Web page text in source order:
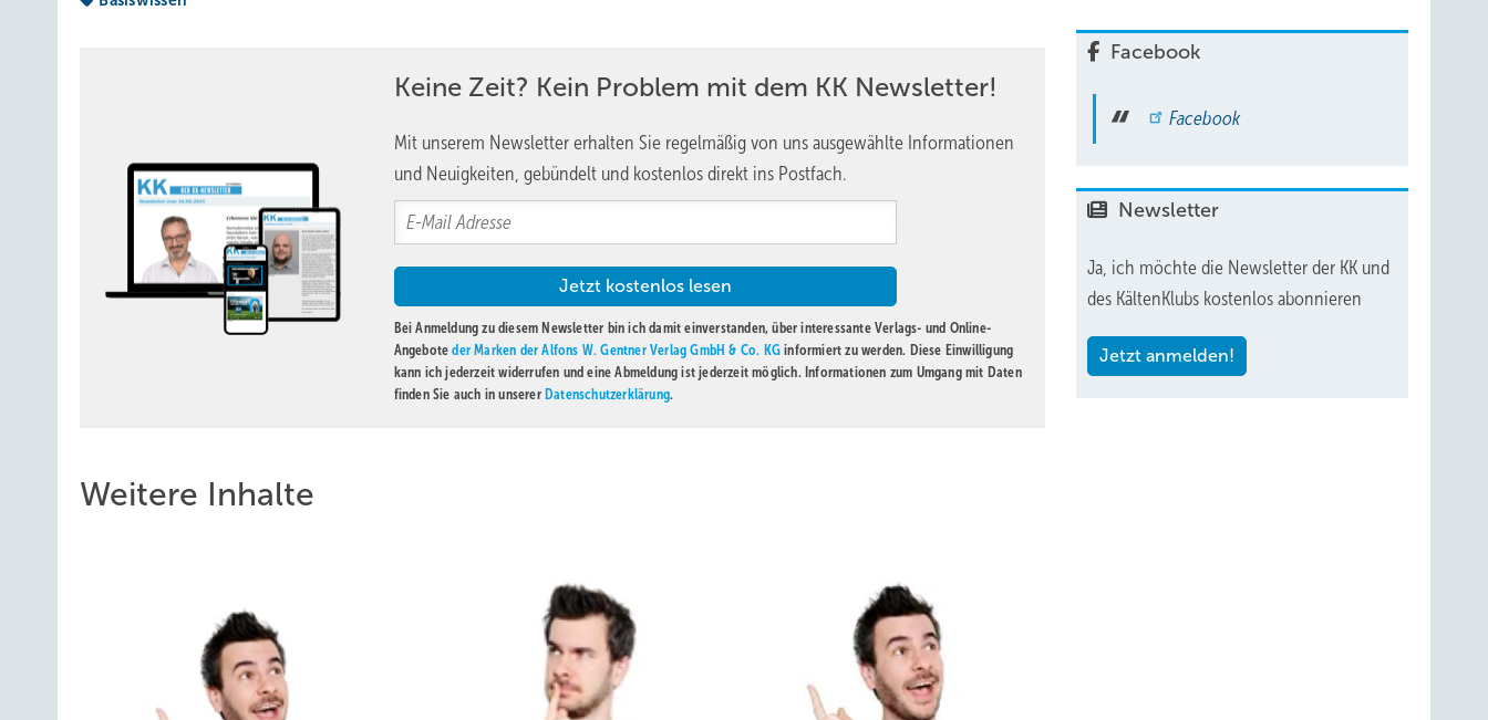
Keine Zeit? Kein Problem mit dem KK Newsletter!
Mit unserem Newsletter erhalten Sie regelmäßig von uns ausgewählte Informationen
und Neuigkeiten, gebündelt und kostenlos direkt ins Postfach.
Bei Anmeldung zu diesem Newsletter bin ich damit einverstanden, über interessante Verlags- und Online-
Angeboteder Marken der Alfons W. Gentner Verlag GmbH & Co. KG informiert zu werden. Diese Einwilligung
kann ich jederzeit widerrufen und eine Abmeldung ist jederzeit möglich. Informationen zum Umgang mit Daten
finden Sie auch in unserer Datenschutzerklärung.
Weitere Inhalte
Facebook
Facebook
Newsletter
Ja, ich möchte die Newsletter der KK und
des KältenKlubs kostenlos abonnieren
Jetzt anmelden!